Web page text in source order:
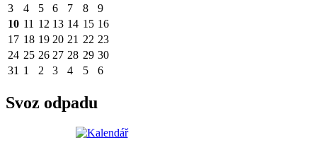
3
4 5 6 7 8
9
10 11 12 13 14 15 16
17 18 19 20 21 22 23
24 25 26 27 28 29 30
31 1 2 3 4 5 6
Svoz odpadu